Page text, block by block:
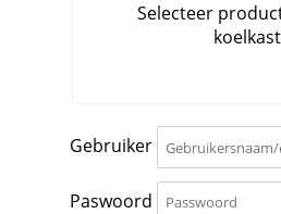
Gebruiker
Paswoord